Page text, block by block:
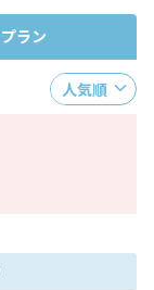
プラン
人気順